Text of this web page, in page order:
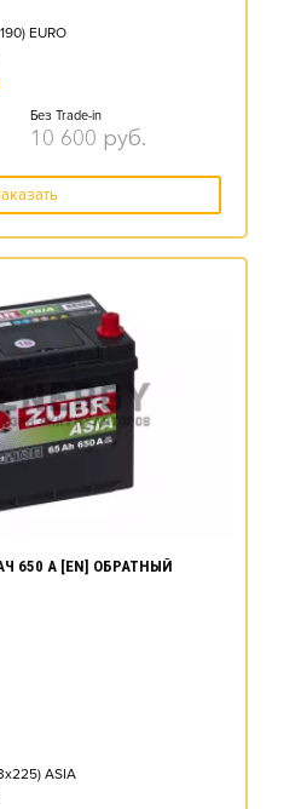
EURO
Без Trade-in
10 600 руб.
АЧ 650 А [EN] ОБРАТНЫЙ
ASIA